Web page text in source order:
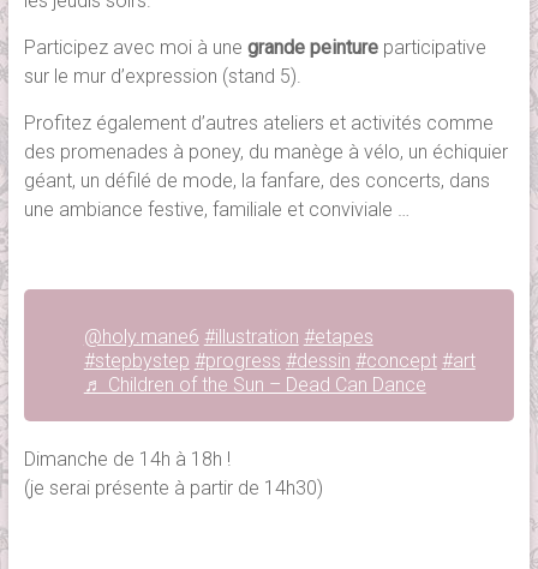
Participez avec moi à une grande peintureparticipative
sur le mur d’expression (stand 5).
Profitez également d’autres ateliers et activités comme
des promenades à poney, du manège à vélo, un échiquier
géant, un défilé de mode, la fanfare, des concerts, dans
une ambiance festive, familiale et conviviale …
@holy.mane6 #illustration #etapes
#stepbystep #progress #dessin #concept #art
♬ Children of the Sun – Dead Can Dance
Dimanche de 14h à 18h !
(je serai présente à partir de 14h30)